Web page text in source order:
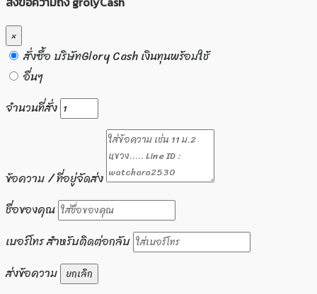
×
สั่งซื้อ บริษัทGlory Cash เงินทุนพร้อมใช้
อื่นๆ
จำนวนที่สั่ง
ข้อความ / ที่อยู่จัดส่ง
ชื่อของคุณ
เบอร์โทร สำหรับติดต่อกลับ
ส่งข้อความ ยกเลิก